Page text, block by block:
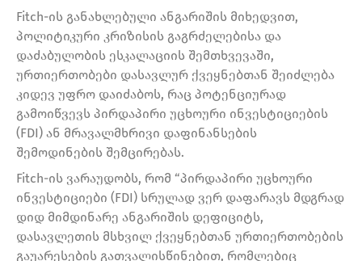
Fitch-ის განახლებული ანგარიშის მიხედვით,
პოლიტიკური კრიზისის გაგრძელებისა და
დაძაბულობის ესკალაციის შემთხვევაში,
ურთიერთობები დასავლურ ქვეყნებთან შეიძლება
კიდევ უფრო დაიძაბოს, რაც პოტენციურად
გამოიწვევს პირდაპირი უცხოური ინვესტიციების
(FDI) ან მრავალმხრივი დაფინანსების
შემოდინების შემცირებას.
Fitch-ის ვარაუდობს, რომ “პირდაპირი უცხოური
ინვესტიციები (FDI) სრულად ვერ დაფარავს მდგრად
დიდ მიმდინარე ანგარიშის დეფიციტს,
დასავლეთის მსხვილ ქვეყნებთან ურთიერთობების
გაუარესების გათვალისწინებით, რომლებიც